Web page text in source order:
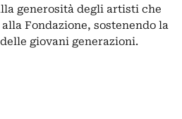
generosità degli artisti che
Fondazione, sostenendo la
giovani generazioni.